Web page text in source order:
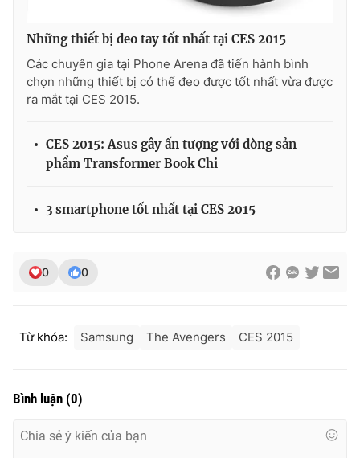
Những thiết bị đeo tay tốt nhất tại CES 2015
Các chuyên gia tại Phone Arena đã tiến hành bình
chọn những thiết bị có thể đeo được tốt nhất vừa được
ra mắt tại CES 2015.
CES 2015: Asus gây ấn tượng với dòng sản
phẩm Transformer Book Chi
3 smartphone tốt nhất tại CES 2015
0 0
Từ khóa: Samsung The Avengers CES 2015
Bình luận (0)